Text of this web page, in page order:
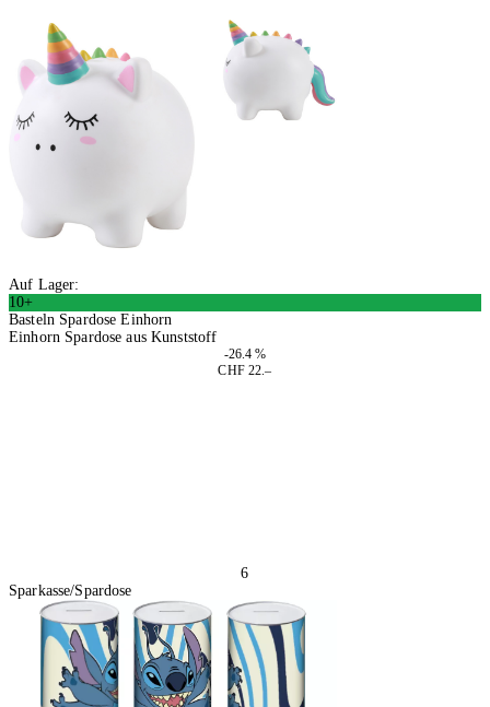
Auf Lager:
10+
Basteln Spardose Einhorn
Einhorn Spardose aus Kunststoff
-26.4 %
CHF 22.–
6
Sparkasse/Spardose